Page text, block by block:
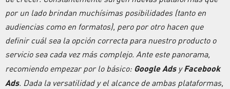
por un lado brindan muchísimas posibilidades (tanto en
audiencias como en formatos), pero por otro hacen que
definir cuál sea la opción correcta para nuestro producto o
servicio sea cada vez más complejo. Ante este panorama,
recomiendo empezar por lo básico: Google Ads yFacebook
Ads. Dada la versatilidad y el alcance de ambas plataformas,